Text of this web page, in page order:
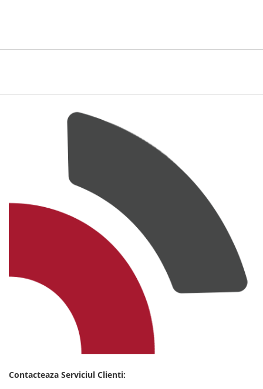
Contacteaza Serviciul Clienti: